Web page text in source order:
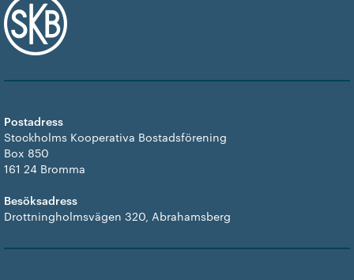
Postadress
Stockholms Kooperativa Bostadsförening
Box 850
161 24 Bromma
Besöksadress
Drottningholmsvägen 320, Abrahamsberg